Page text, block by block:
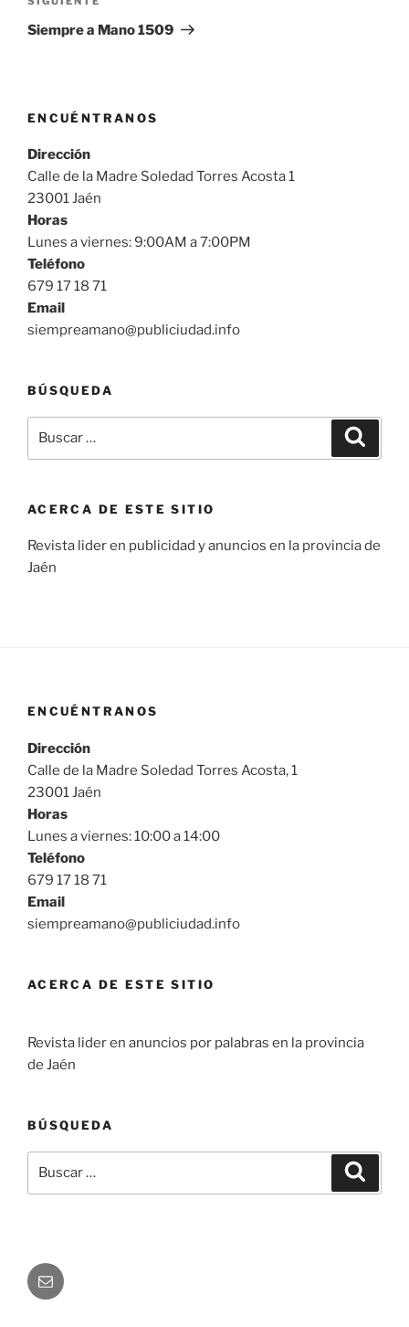
entrada
Siempre a Mano 1509
ENCUÉNTRANOS
Dirección
Calle de la Madre Soledad Torres Acosta 1
23001 Jaén
Horas
Lunes a viernes: 9:00AM a 7:00PM
Teléfono
679 17 18 71
Email
siempreamano@publiciudad.info
BÚSQUEDA
por:
ACERCA DE ESTE SITIO
Revista lider en publicidad y anuncios en la provincia de
Jaén
ENCUÉNTRANOS
Dirección
Calle de la Madre Soledad Torres Acosta, 1
23001 Jaén
Horas
Lunes a viernes: 10:00 a 14:00
Teléfono
679 17 18 71
Email
siempreamano@publiciudad.info
ACERCA DE ESTE SITIO
Revista lider en anuncios por palabras en la provincia
de Jaén
BÚSQUEDA
por:
Correo
electrónico